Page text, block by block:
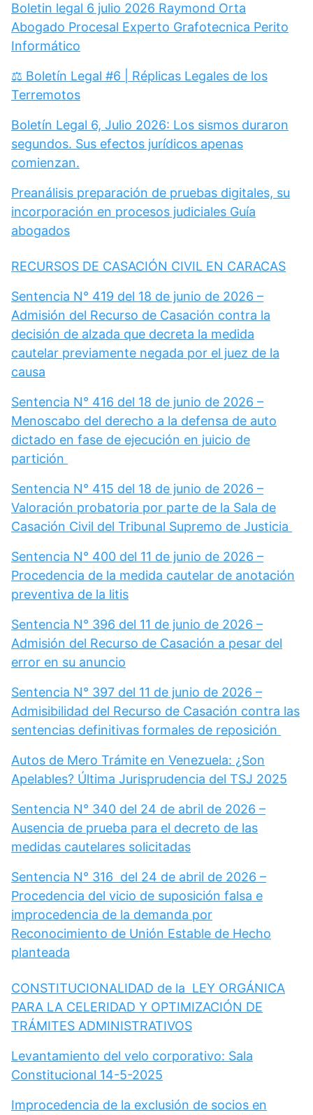
Boletin legal 6 julio 2026 Raymond Orta
Abogado Procesal Experto Grafotecnica Perito
Informático
⚖️ Boletín Legal #6 | Réplicas Legales de los
Terremotos
Boletín Legal 6, Julio 2026: Los sismos duraron
segundos. Sus efectos jurídicos apenas
comienzan.
Preanálisis preparación de pruebas digitales, su
incorporación en procesos judiciales Guía
abogados
RECURSOS DE CASACIÓN CIVIL EN CARACAS
Sentencia N° 419 del 18 de junio de 2026 –
Admisión del Recurso de Casación contra la
decisión de alzada que decreta la medida
cautelar previamente negada por el juez de la
causa
Sentencia N° 416 del 18 de junio de 2026 –
Menoscabo del derecho a la defensa de auto
dictado en fase de ejecución en juicio de
partición
Sentencia N° 415 del 18 de junio de 2026 –
Valoración probatoria por parte de la Sala de
Casación Civil del Tribunal Supremo de Justicia
Sentencia N° 400 del 11 de junio de 2026 –
Procedencia de la medida cautelar de anotación
preventiva de la litis
Sentencia N° 396 del 11 de junio de 2026 –
Admisión del Recurso de Casación a pesar del
error en su anuncio
Sentencia N° 397 del 11 de junio de 2026 –
Admisibilidad del Recurso de Casación contra las
sentencias definitivas formales de reposición
Autos de Mero Trámite en Venezuela: ¿Son
Apelables? Última Jurisprudencia del TSJ 2025
Sentencia N° 340 del 24 de abril de 2026 –
Ausencia de prueba para el decreto de las
medidas cautelares solicitadas
Sentencia N° 316 del 24 de abril de 2026 –
Procedencia del vicio de suposición falsa e
improcedencia de la demanda por
Reconocimiento de Unión Estable de Hecho
planteada
CONSTITUCIONALIDAD de la LEY ORGÁNICA
PARA LA CELERIDAD Y OPTIMIZACIÓN DE
TRÁMITES ADMINISTRATIVOS
Levantamiento del velo corporativo: Sala
Constitucional 14-5-2025
Improcedencia de la exclusión de socios en